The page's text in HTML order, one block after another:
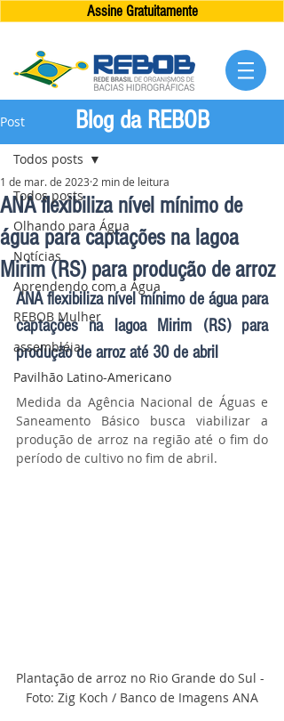
Assine Gratuitamente
Post
Todos posts
Olhando para Água
Notícias
Aprendendo com a Água
REBOB Mulher
assembléia
Pavilhão Latino-Americano
Todos posts
ANA flexibiliza nível mínimo de
água para captações na lagoa
Mirim (RS) para produção de arroz
1 de mar. de 2023 2 min de leitura
ANA flexibiliza nível mínimo de água para
captações na lagoa Mirim (RS) para
produção de arroz até 30 de abril
Medida da Agência Nacional de Águas e
Saneamento Básico busca viabilizar a
produção de arroz na região até o fim do
período de cultivo no fim de abril.
Plantação de arroz no Rio Grande do Sul -
Foto: Zig Koch / Banco de Imagens ANA
Blog da REBOB